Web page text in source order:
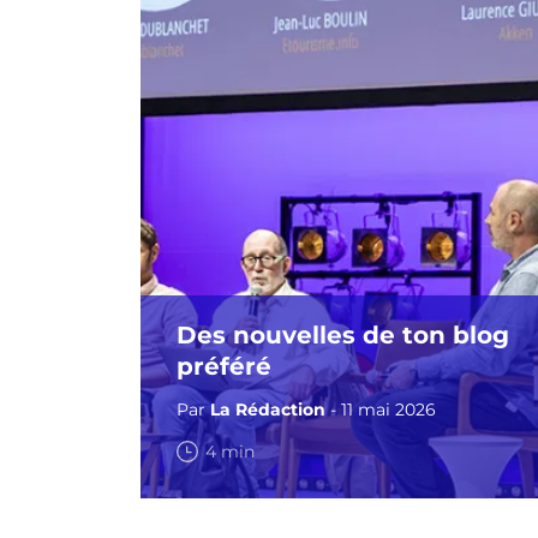
Des nouvelles de ton blog
préféré
ParLa Rédaction- 11 mai 2026
4 min